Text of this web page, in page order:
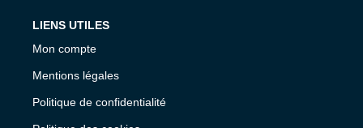
LIENS UTILES
Mon compte
Mentions légales
Politique de confidentialité